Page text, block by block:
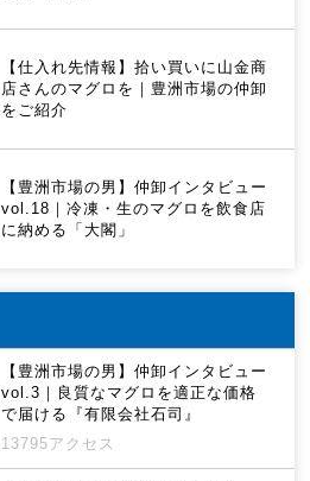
【仕入れ先情報】拾い買いに山金商
店さんのマグロを｜豊洲市場の仲卸
をご紹介
【豊洲市場の男】仲卸インタビュー
vol.18｜冷凍・生のマグロを飲食店
に納める「大閣」
【豊洲市場の男】仲卸インタビュー
vol.3｜良質なマグロを適正な価格
で届ける『有限会社石司』
13795アクセス